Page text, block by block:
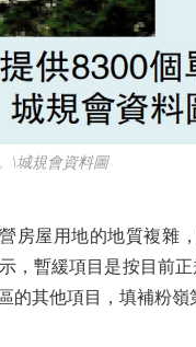
\城規會資料圖
屋用地的地質複雜
，暫緩項目是按目前
其他項目，填補粉嶺